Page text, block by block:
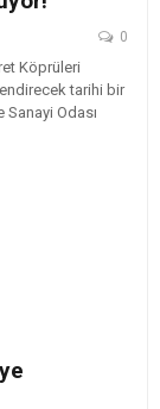
0
Köprüleri
tarihi bir
Odası